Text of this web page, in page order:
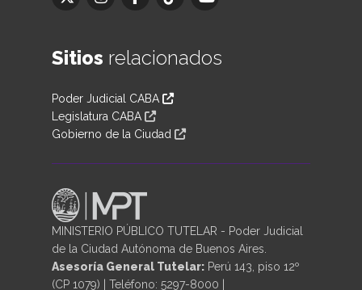
Sitios relacionados
Poder Judicial CABA
Legislatura CABA
Gobierno de la Ciudad
MINISTERIO PÚBLICO TUTELAR - Poder Judicial
de la Ciudad Autónoma de Buenos Aires.
Asesoría General Tutelar: Perú 143, piso 12º
(CP 1079) | Teléfono: 5297-8000 |